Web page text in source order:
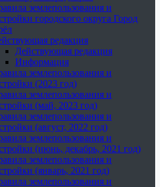
землепользования и
городского округа Город
редакция
Действующая редакция
Информация
землепользования и
(2023 год)
землепользования и
(май, 2023 год)
землепользования и
(август, 2022 год)
землепользования и
(июнь, декабрь, 2021 год)
землепользования и
(январь, 2021 год)
землепользования и